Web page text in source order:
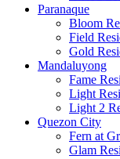
Paranaque
Bloom
Field
Gold
Mandaluyong
Fame
Light
Light 2
Quezon City
Fern at
Glam